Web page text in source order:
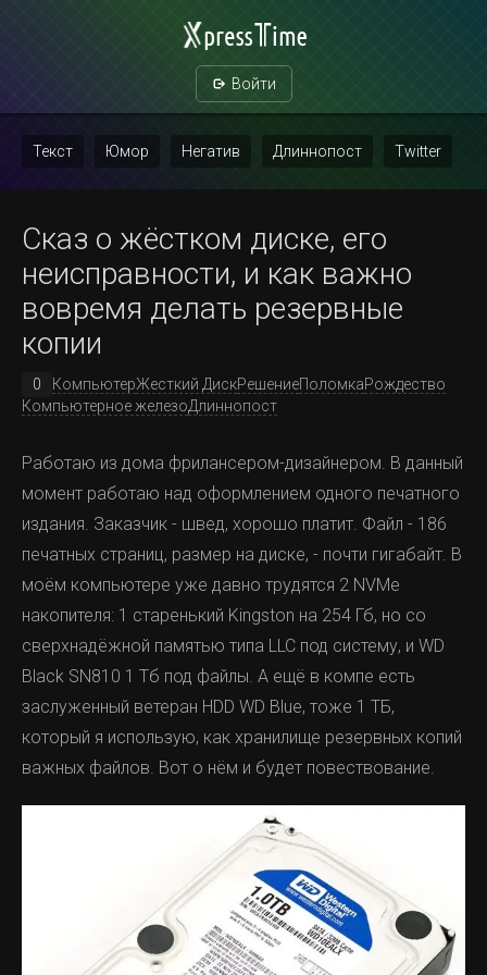
Войти
Текст Юмор Негатив Длиннопост Twitter
Сказ о жёстком диске, его
неисправности, и как важно
вовремя делать резервные
копии
0 КомпьютерЖесткий ДискРешениеПоломкаРождество
Компьютерное железоДлиннопост
Работаю из дома фрилансером-дизайнером. В данный
момент работаю над оформлением одного печатного
издания. Заказчик - швед, хорошо платит. Файл - 186
печатных страниц, размер на диске, - почти гигабайт. В
моём компьютере уже давно трудятся 2 NVMe
накопителя: 1 старенький Kingston на 254 Гб, но со
сверхнадёжной памятью типа LLC под систему, и WD
Black SN810 1 Тб под файлы. А ещё в компе есть
заслуженный ветеран HDD WD Blue, тоже 1 ТБ,
который я использую, как хранилище резервных копий
важных файлов. Вот о нём и будет повествование.